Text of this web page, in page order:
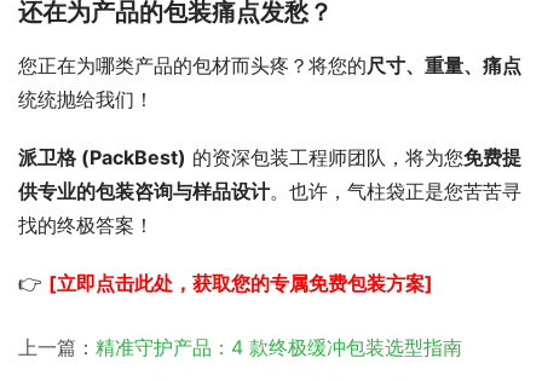
还在为产品的包装痛点发愁？
您正在为哪类产品的包材而头疼？将您的尺寸、重量、痛点
统统抛给我们！
派卫格 (PackBest) 的资深包装工程师团队，将为您免费提
供专业的包装咨询与样品设计。也许，气柱袋正是您苦苦寻
找的终极答案！
👉 [立即点击此处，获取您的专属免费包装方案]
上一篇： 精准守护产品：4 款终极缓冲包装选型指南